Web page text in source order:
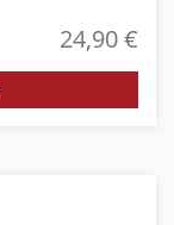
24,90 €